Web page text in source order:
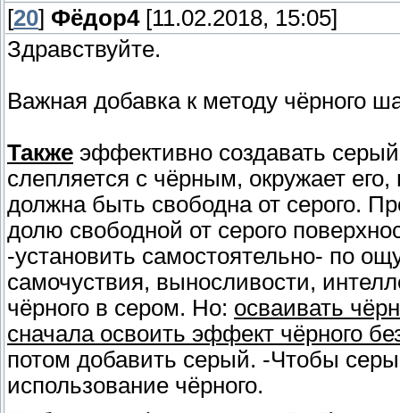
[20] Фёдор4[11.02.2018, 15:05]
Здравствуйте.
Важная добавка к методу чёрного
Также эффективно создавать
слепляется с чёрным, окружает его,
должна быть свободна от серого.
долю свободной от серого
-установить самостоятельно- по
самочуствия, выносливости,
чёрного в сером. Но: осваивать
сначала освоить эффект чёрного
потом добавить серый. -Чтобы
использование чёрного.